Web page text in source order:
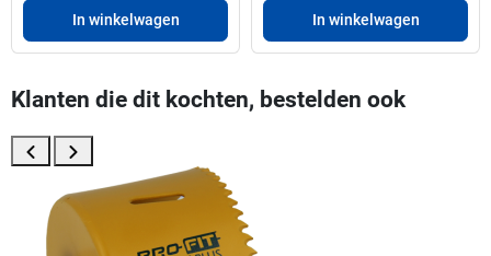
In winkelwagen In winkelwagen
Klanten die dit kochten, bestelden ook